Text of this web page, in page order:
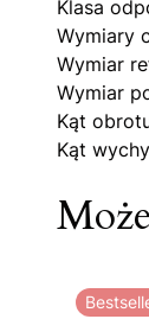
Klasa
Wymiary
Wymiar
Wymiar
Kąt
Kąt